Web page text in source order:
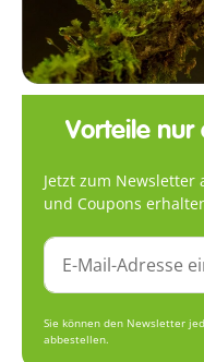
Vorteile nur
Jetzt zum Newsletter
und Coupons
Sie können den Newsletter
abbestellen.